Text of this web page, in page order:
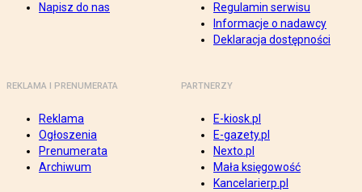
Napisz do nas
Regulamin serwisu
Informacje o nadawcy
Deklaracja dostępności
REKLAMA I PRENUMERATA
Reklama
Ogłoszenia
Prenumerata
Archiwum
PARTNERZY
E-kiosk.pl
E-gazety.pl
Nexto.pl
Mała księgowość
Kancelarierp.pl